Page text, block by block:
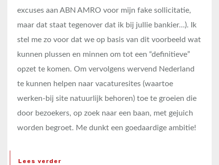
excuses aan ABN AMRO voor mijn fake sollicitatie,
maar dat staat tegenover dat ik bij jullie bankier…). Ik
stel me zo voor dat we op basis van dit voorbeeld wat
kunnen plussen en minnen om tot een “definitieve”
opzet te komen. Om vervolgens wervend Nederland
te kunnen helpen naar vacaturesites (waartoe
werken-bij site natuurlijk behoren) toe te groeien die
door bezoekers, op zoek naar een baan, met gejuich
worden begroet. Me dunkt een goedaardige ambitie!
Lees verder